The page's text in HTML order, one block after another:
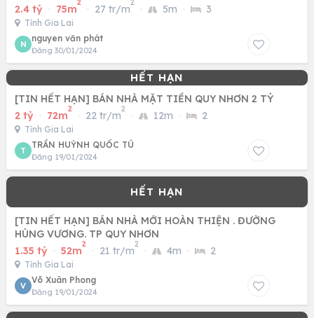
2.4 tỷ · 75m
2
· 27 tr/m
2
· 5m · 3
Tỉnh Gia Lai
N
nguyen văn phát
Đăng 30/01/2024
[TIN HẾT HẠN] BÁN NHÀ MẶT TIỀN QUY NHƠN 2 TỶ
2 tỷ · 72m
2
· 22 tr/m
2
· 12m · 2
Tỉnh Gia Lai
T
TRẦN HUỲNH QUỐC TÚ
Đăng 19/01/2024
[TIN HẾT HẠN] BÁN NHÀ MỚI HOÀN THIỆN . ĐƯỜNG
HÙNG VƯƠNG. TP QUY NHƠN
1.35 tỷ · 52m
2
· 21 tr/m
2
· 4m · 2
Tỉnh Gia Lai
V
Võ Xuân Phong
Đăng 19/01/2024